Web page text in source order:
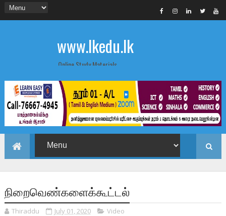
www.lkedu.lk
Online Study Materials
நிறைவெண்களைக்கூட்டல்
Thiraddu July 01, 2020 Video